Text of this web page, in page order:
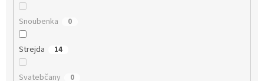
Snoubenka 0
Strejda 14
Svatebčany 0